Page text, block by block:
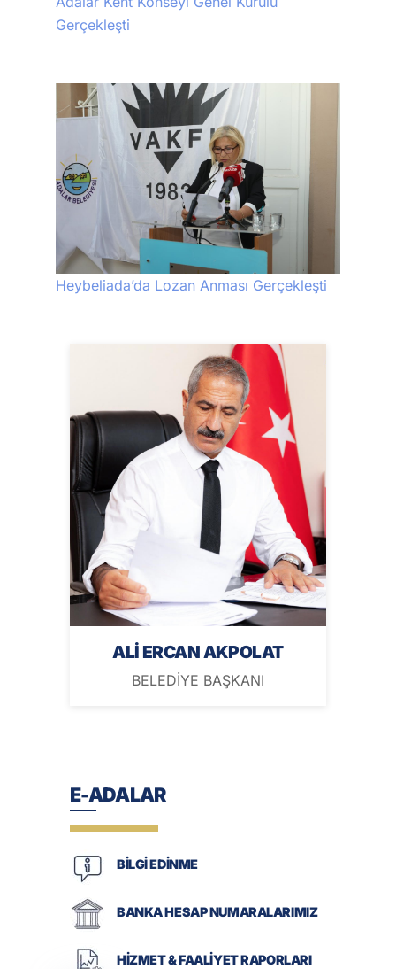
Gerçekleşti
Heybeliada’da Lozan Anması Gerçekleşti
ALİ ERCAN AKPOLAT
BELEDİYE BAŞKANI
E-ADALAR
BİLGİ EDİNME
BANKA HESAP NUMARALARIMIZ
HİZMET & FAALİYET RAPORLARI